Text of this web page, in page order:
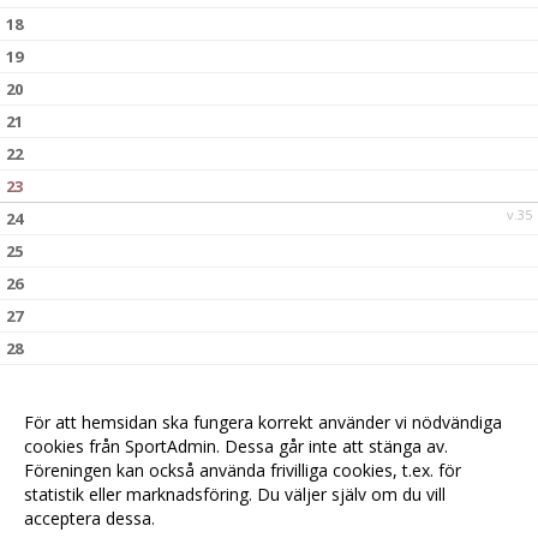
18
19
20
21
22
23
v.35
24
25
26
27
28
För att hemsidan ska fungera korrekt använder vi nödvändiga
cookies från SportAdmin. Dessa går inte att stänga av.
Föreningen kan också använda frivilliga cookies, t.ex. för
statistik eller marknadsföring. Du väljer själv om du vill
acceptera dessa.